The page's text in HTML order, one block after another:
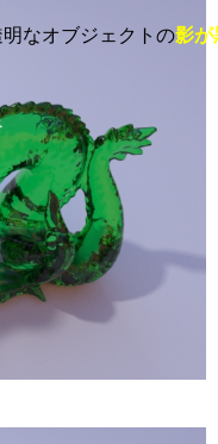
なオブジェクトの影が